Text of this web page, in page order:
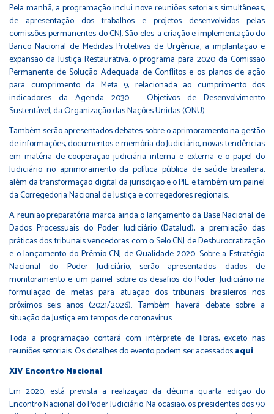
Pela manhã, a programação inclui nove reuniões setoriais simultâneas,
de apresentação dos trabalhos e projetos desenvolvidos pelas
comissões permanentes do CNJ. São eles: a criação e implementação do
Banco Nacional de Medidas Protetivas de Urgência, a implantação e
expansão da Justiça Restaurativa, o programa para 2020 da Comissão
Permanente de Solução Adequada de Conflitos e os planos de ação
para cumprimento da Meta 9, relacionada ao cumprimento dos
indicadores da Agenda 2030 – Objetivos de Desenvolvimento
Sustentável, da Organização das Nações Unidas (ONU).
Também serão apresentados debates sobre o aprimoramento na gestão
de informações, documentos e memória do Judiciário, novas tendências
em matéria de cooperação judiciária interna e externa e o papel do
Judiciário no aprimoramento da política pública de saúde brasileira,
além da transformação digital da jurisdição e o PJE e também um painel
da Corregedoria Nacional de Justiça e corregedores regionais.
A reunião preparatória marca ainda o lançamento da Base Nacional de
Dados Processuais do Poder Judiciário (DataJud), a premiação das
práticas dos tribunais vencedoras com o Selo CNJ de Desburocratização
e o lançamento do Prêmio CNJ de Qualidade 2020. Sobre a Estratégia
Nacional do Poder Judiciário, serão apresentados dados de
monitoramento e um painel sobre os desafios do Poder Judiciário na
formulação de metas para atuação dos tribunais brasileiros nos
próximos seis anos (2021/2026). Também haverá debate sobre a
situação da Justiça em tempos de coronavírus.
Toda a programação contará com intérprete de libras, exceto nas
reuniões setoriais. Os detalhes do evento podem ser acessadosaqui.
XIV Encontro Nacional
Em 2020, está prevista a realização da décima quarta edição do
Encontro Nacional do Poder Judiciário. Na ocasião, os presidentes dos 90